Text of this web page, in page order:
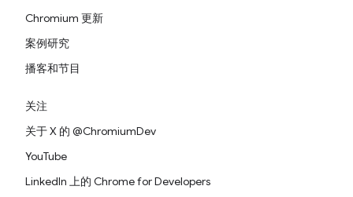
Chromium 更新
案例研究
播客和节目
关注
关于 X 的 @ChromiumDev
YouTube
LinkedIn 上的 Chrome for Developers